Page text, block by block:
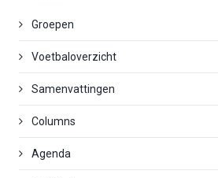
Groepen
Voetbaloverzicht
Samenvattingen
Columns
Agenda